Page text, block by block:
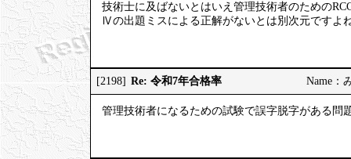
技術士に及ばないとはいえ管理技術者のための
Ⅳの出題ミスによる正解がないとは別次元ですよ
[2198] Re: 令和7年合格率 Name：
管理技術者になるための試験で誤字脱字がある問